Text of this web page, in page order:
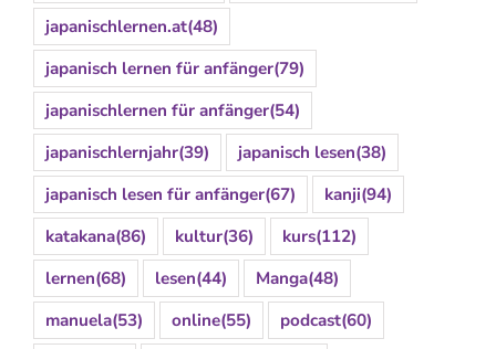
japanischlernen.at(48)
japanisch lernen für anfänger(79)
japanischlernen für anfänger(54)
japanischlernjahr(39) japanisch lesen(38)
japanisch lesen für anfänger(67) kanji(94)
katakana(86) kultur(36) kurs(112)
lernen(68) lesen(44) Manga(48)
manuela(53) online(55) podcast(60)